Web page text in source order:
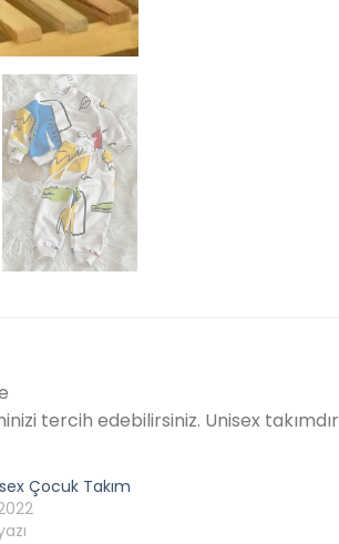
tercih edebilirsiniz. Unisex takımdır
Çocuk Takım